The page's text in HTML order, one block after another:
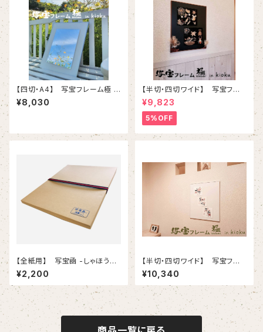
【四切・A4】 写宝フレーム極 (
kiwami) in kioku-（ 小/ シル
バー ）
¥8,030
【半切・四切ワイド】 写宝フレ
ーム極 ( kiwami) in kioku-（
中/ ブラウン）
¥9,823
5%OFF
【全紙用】 写宝凾 -しゃほうか
ん-
¥2,200
【半切・四切ワイド】 写宝フレ
ーム極 ( kiwami) in kioku-（
中/ ホワイト ）
¥10,340